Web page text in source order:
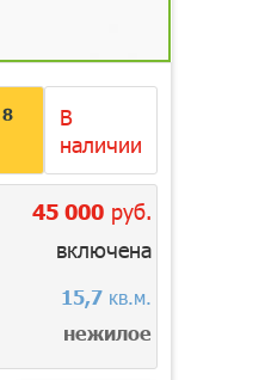
8
В
наличии
45 000руб.
включена
15,7кв.м.
нежилое